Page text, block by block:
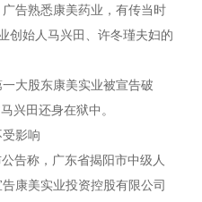
告熟悉康美药业，有传当时
创始人马兴田、许冬瑾夫妇的
大股东康美实业被宣告破
兴田还身在狱中。
影响
告称，广东省揭阳市中级人
康美实业投资控股有限公司